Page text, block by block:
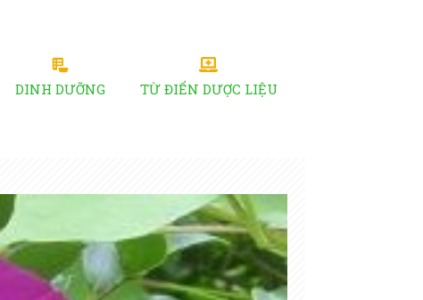
DINH DƯỠNG TỪ ĐIỂN DƯỢC LIỆU